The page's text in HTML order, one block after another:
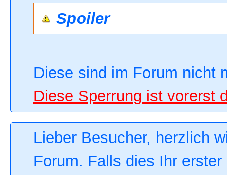
Spoiler
Diese sind im Forum nicht
Diese Sperrung ist vorerst
Lieber Besucher, herzlich
Forum. Falls dies Ihr